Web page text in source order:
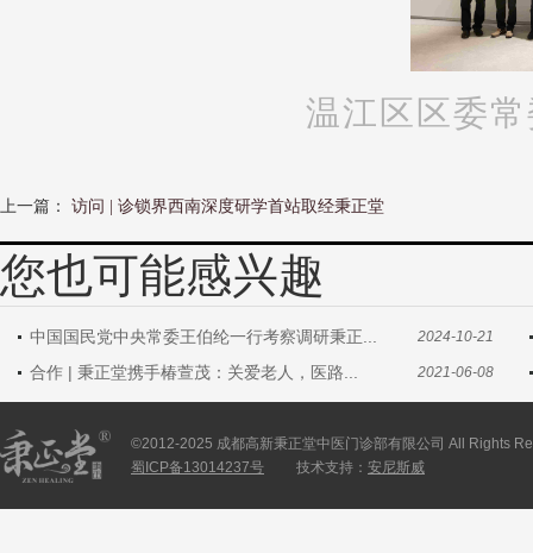
温江区区委
上一篇： 访问 | 诊锁界西南深度研学首站取经秉正堂
您也可能感兴趣
中国国民党中央常委王伯纶一行考察调研秉正... 2024-10-21
合作 | 秉正堂携手椿萱茂：关爱老人，医路... 2021-06-08
©2012-2025 成都高新秉正堂中医门诊部有限公司 All Rights
蜀ICP备13014237号
技术支持： 安尼斯威